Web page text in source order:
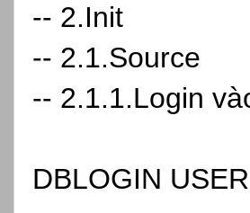
-- 2.Init
-- 2.1.Source
-- 2.1.1.Login
DBLOGIN